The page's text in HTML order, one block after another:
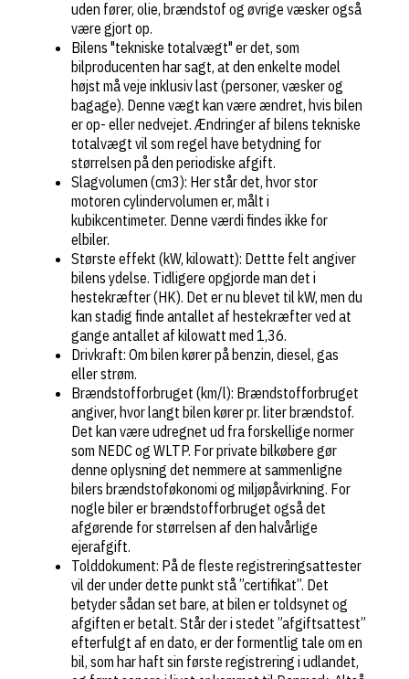
uden fører, olie, brændstof og øvrige væsker også
være gjort op.
Bilens "tekniske totalvægt" er det, som
bilproducenten har sagt, at den enkelte model
højst må veje inklusiv last (personer, væsker og
bagage). Denne vægt kan være ændret, hvis bilen
er op- eller nedvejet. Ændringer af bilens tekniske
totalvægt vil som regel have betydning for
størrelsen på den periodiske afgift.
Slagvolumen (cm3): Her står det, hvor stor
motoren cylindervolumen er, målt i
kubikcentimeter. Denne værdi findes ikke for
elbiler.
Største effekt (kW, kilowatt): Dettte felt angiver
bilens ydelse. Tidligere opgjorde man det i
hestekræfter (HK). Det er nu blevet til kW, men du
kan stadig finde antallet af hestekræfter ved at
gange antallet af kilowatt med 1,36.
Drivkraft: Om bilen kører på benzin, diesel, gas
eller strøm.
Brændstofforbruget (km/l): Brændstofforbruget
angiver, hvor langt bilen kører pr. liter brændstof.
Det kan være udregnet ud fra forskellige normer
som NEDC og WLTP. For private bilkøbere gør
denne oplysning det nemmere at sammenligne
bilers brændstoføkonomi og miljøpåvirkning. For
nogle biler er brændstofforbruget også det
afgørende for størrelsen af den halvårlige
ejerafgift.
Tolddokument: På de fleste registreringsattester
vil der under dette punkt stå ”certifikat”. Det
betyder sådan set bare, at bilen er toldsynet og
afgiften er betalt. Står der i stedet ”afgiftsattest”
efterfulgt af en dato, er der formentlig tale om en
bil, som har haft sin første registrering i udlandet,